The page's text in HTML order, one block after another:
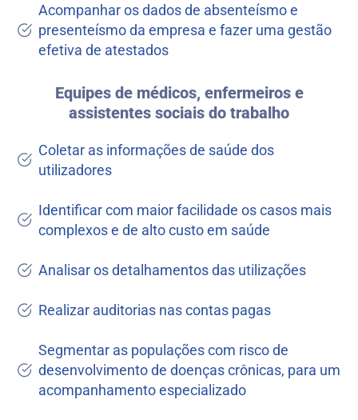
Acompanhar os dados de absenteísmo e
presenteísmo da empresa e fazer uma gestão
efetiva de atestados
Equipes de médicos, enfermeiros e
assistentes sociais do trabalho
Coletar as informações de saúde dos
utilizadores
Identificar com maior facilidade os casos mais
complexos e de alto custo em saúde
Analisar os detalhamentos das utilizações
Realizar auditorias nas contas pagas
Segmentar as populações com risco de
desenvolvimento de doenças crônicas, para um
acompanhamento especializado